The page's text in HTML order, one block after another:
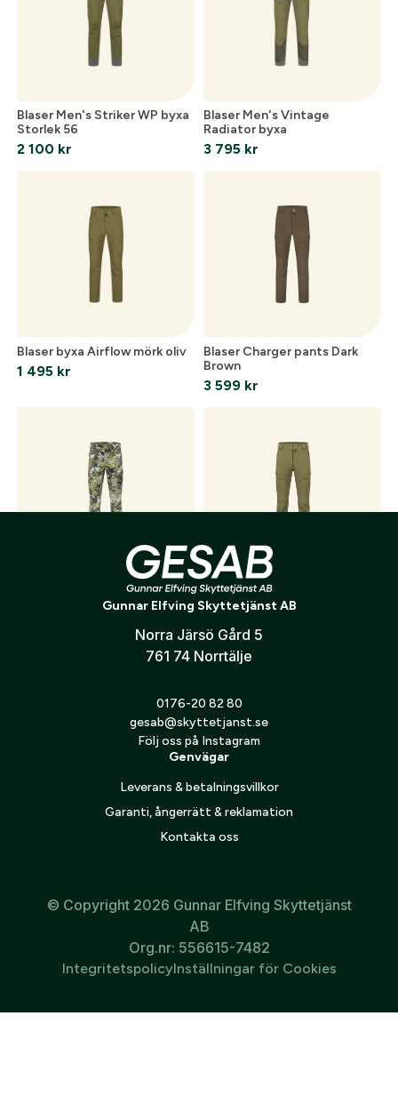
Blaser Men's Striker WP byxa
Storlek 56
2 100 kr
Blaser Men's Vintage
Radiator byxa
3 795 kr
Blaser byxa Airflow mörk oliv
1 495 kr
Blaser Charger pants Dark
Brown
3 599 kr
Blaser Charger Pants Huntec
Blaser Charger Pants Mörk
Oliv
Gunnar Elfving Skyttetjänst AB
Norra Järsö Gård 5
761 74 Norrtälje
0176-20 82 80
gesab@skyttetjanst.se
Följ oss på Instagram
Genvägar
Leverans & betalningsvillkor
Garanti, ångerrätt & reklamation
Kontakta oss
© Copyright 2026 Gunnar Elfving Skyttetjänst
AB
Org.nr: 556615-7482
IntegritetspolicyInställningar för Cookies